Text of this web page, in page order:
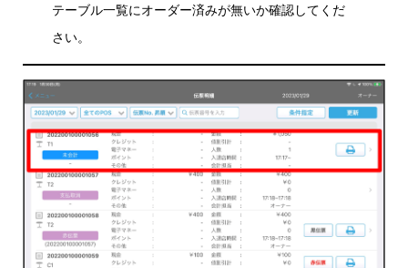
テーブル一覧にオーダー済みが無いか確認してくだ
さい。